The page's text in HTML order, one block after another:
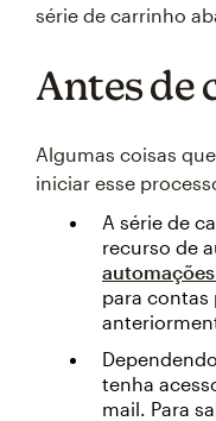
série de carrinho
Antes de
Algumas coisas
iniciar esse
A série de
recurso de
para contas
tenha
mail. Para